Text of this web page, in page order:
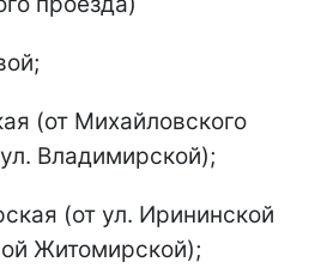
(от Михайловского
Владимирской);
(от ул. Ирининской
Житомирской);